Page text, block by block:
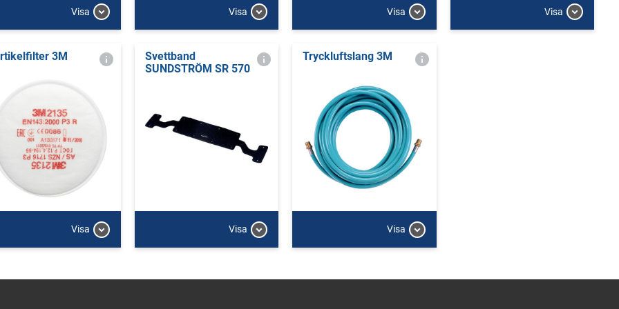
Visa Visa Visa Visa
3M
Visa
Svettband
SUNDSTRÖM SR 570
Visa
Tryckluftslang 3M
Visa